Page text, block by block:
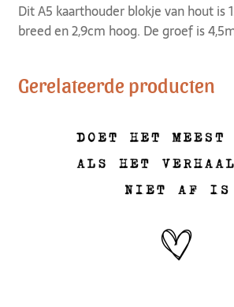
Dit A5 kaarthouder blokje van hout is
breed en 2,9cm hoog. De groef is
Gerelateerde producten